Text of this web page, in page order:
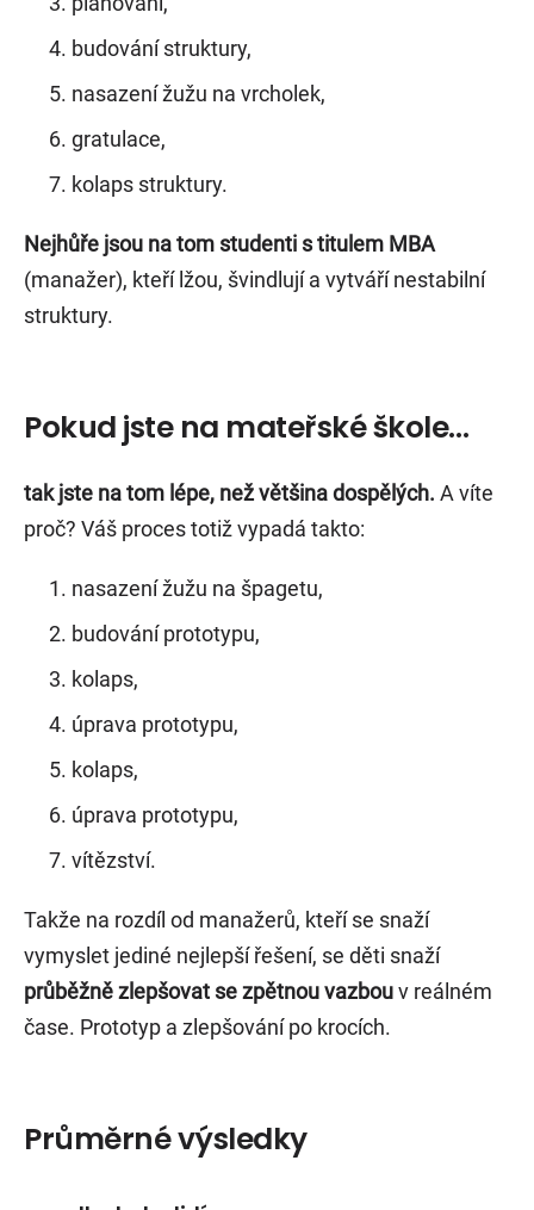
budování struktury,
nasazení žužu na vrcholek,
gratulace,
kolaps struktury.
Nejhůře jsou na tom studenti s titulem MBA
(manažer), kteří lžou, švindlují a vytváří nestabilní
struktury.
Pokud jste na mateřské škole…
tak jste na tom lépe, než většina dospělých. A víte
proč? Váš proces totiž vypadá takto:
nasazení žužu na špagetu,
budování prototypu,
kolaps,
úprava prototypu,
kolaps,
úprava prototypu,
vítězství.
Takže na rozdíl od manažerů, kteří se snaží
vymyslet jediné nejlepší řešení, se děti snaží
průběžně zlepšovat se zpětnou vazbouv reálném
čase. Prototyp a zlepšování po krocích.
Průměrné výsledky